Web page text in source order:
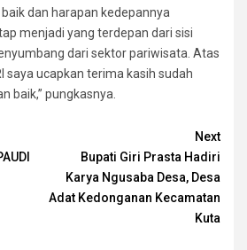
dan harapan kedepannya
menjadi yang terdepan dari sisi
dari sektor pariwisata. Atas
saya ucapkan terima kasih sudah
baik,” pungkasnya.
Next
Bupati Giri Prasta Hadiri
Karya Ngusaba Desa, Desa
Adat Kedonganan Kecamatan
Kuta